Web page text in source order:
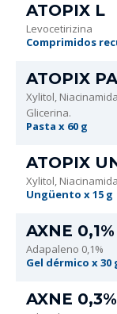
ATOPIX L
Levocetirizina
Comprimidos
ATOPIX
Xylitol,
Glicerina.
Pasta x 60 g
ATOPIX
Xylitol,
Ungüento x 15 g
AXNE 0,1%
Adapaleno 0,1%
Gel dérmico x 30
AXNE 0,3%